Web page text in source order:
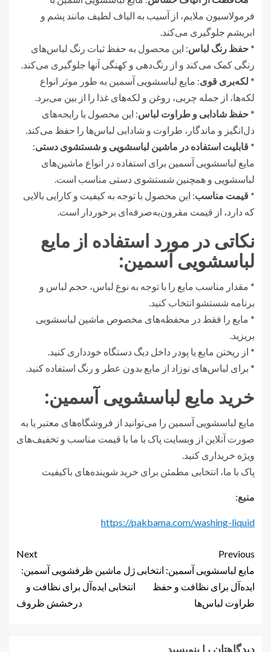
فرمولاسیون ملایم، از آسیب به الیاف لطیف مانند پشم و
ابریشم جلوگیری می‌کند.
*حفظ رنگ لباس: این محصول به حفظ ثبات رنگ لباس‌های
رنگی کمک می‌کند و از رنگ‌دهی و کهنگی آنها جلوگیری می‌کند.
* لکه‌بری قوی: مایع لباسشویی آسمین به طور موثر انواع
لکه‌ها، از جمله چربی، روغن و لکه‌های غذا را از بین می‌برد.
*حفظ شادابی و طراوت لباس: این محصول با رایحه‌های
دل‌انگیز و ماندگار، طراوت و شادابی لباس‌ها را حفظ می‌کند.
* قابلیت استفاده در ماشین لباسشویی و شستشوی دستی:
مایع لباسشویی آسمین برای استفاده در انواع ماشین‌های
لباسشویی و همچنین شستشوی دستی مناسب است.
* قیمت مناسب: این محصول با توجه به کیفیت و کارایی بالایی
که دارد، از قیمت مقرون‌به‌صرفه‌ای برخوردار است.
نکاتی در مورد استفاده از مایع
لباسشویی آسمین:
* مقدار مناسب مایع را با توجه به نوع لباس، حجم لباس و
برنامه شستشو انتخاب کنید.
* مایع را فقط در محفظه‌های مخصوص ماشین لباسشویی
بریزید.
* از ریختن مایع یا پودر داخل دیگ دستگاه خودداری کنید.
* برای لباس‌های نوزاد از مایع بدون عطر و رنگ استفاده کنید.
خرید مایع لباسشویی آسمین:
مایع لباسشویی آسمین را می‌توانید از فروشگاه‌های معتبر یا به
صورت آنلاین از وبسایت پاک با ما با قیمت مناسب و تخفیف‌های
ویژه خریداری کنید.
پاک با ما، انتخابی مطمئن برای خرید شوینده‌های باکیفیت
منبع:
https://pakbama.com/washing-liquid
Previous
مایع لباسشویی آسمین: انتخابی
ایده‌آل برای نظافت و حفظ
طراوت لباس‌ها
Next
ژل ماشین ظرفشویی آسمین:
انتخابی ایده‌آل برای نظافت و
درخشش ظروف